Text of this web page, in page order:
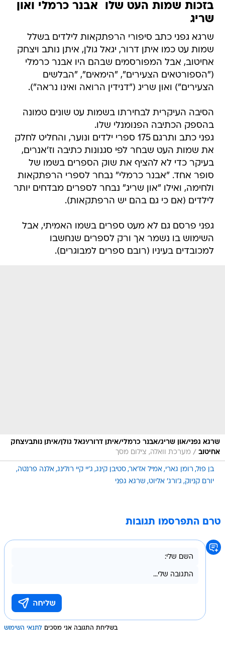
בזכות שמות העט שלו  אבנר כרמלי ואון
שריג
שרגא גפני כתב סיפורי הרפתקאות לילדים בשלל
שמות עט כמו איתן דרור, יגאל גולן, איתן נותב ויצחק
אחיטוב, אבל המפורסמים שבהם היו אבנר כרמלי
("הספורטאים הצעירים", "הימאים", "הבלשים
הצעירים") ואון שריג ("דנידין הרואה ואינו נראה").
הסיבה העיקרית לבחירתו בשמות עט שונים טמונה
בהספק הכתיבה הפנומנלי שלו.
גפני כתב ותרגם 175 ספרי ילדים ונוער, והחליט לחלק
את שמות העט שבחר לפי סגנונות כתיבה וז'אנרים,
בעיקר כדי לא להציף את שוק הספרים בשמו של
סופר אחד. "אבנר כרמלי" נבחר לספרי הרפתקאות
ולחימה, ואילו "און שריג" נבחר לספרים מבדחים יותר
לילדים (אם כי גם בהם יש הרפתקאות).
גפני פרסם גם לא מעט ספרים בשמו האמיתי, אבל
השימוש בו נשמר אך ורק לספרים שנחשבו
למכובדים בעיניו (רובם ספרים למבוגרים).
שרגא גפני/און שריג/אבנר כרמלי/איתן דרור/יגאל גולן/איתן נותב/יצחק
אחיטוב / מערכת וואלה, צילום מסך
בן פול רומן גארי אמיל אז'אר סטיבן קינג ג'יי קיי רולינג אלנה פרנטה
יורם קניוק ג'ורג' אליוט שרגא גפני
טרם התפרסמו תגובות
בשליחת התגובה אני מסכים לתנאי השימוש